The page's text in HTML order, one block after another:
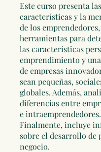
Este curso presenta las
características y la
de los
herramientas para
las características
emprendimiento y
de empresas
sean pequeñas,
globales. Además,
diferencias entre
e intraemprendedores.
Finalmente, incluye
sobre el desarrollo de
negocio.